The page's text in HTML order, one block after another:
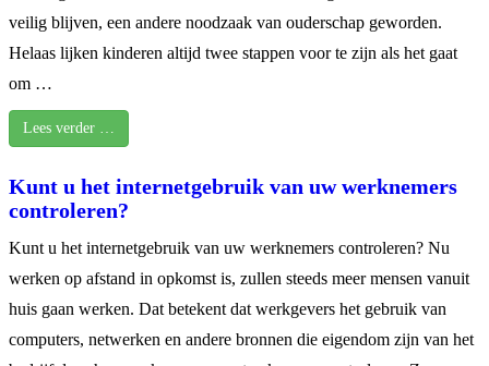
veilig blijven, een andere noodzaak van ouderschap geworden.
Helaas lijken kinderen altijd twee stappen voor te zijn als het gaat
om …
Lees verder …
Kunt u het internetgebruik van uw werknemers
controleren?
Kunt u het internetgebruik van uw werknemers controleren? Nu
werken op afstand in opkomst is, zullen steeds meer mensen vanuit
huis gaan werken. Dat betekent dat werkgevers het gebruik van
computers, netwerken en andere bronnen die eigendom zijn van het